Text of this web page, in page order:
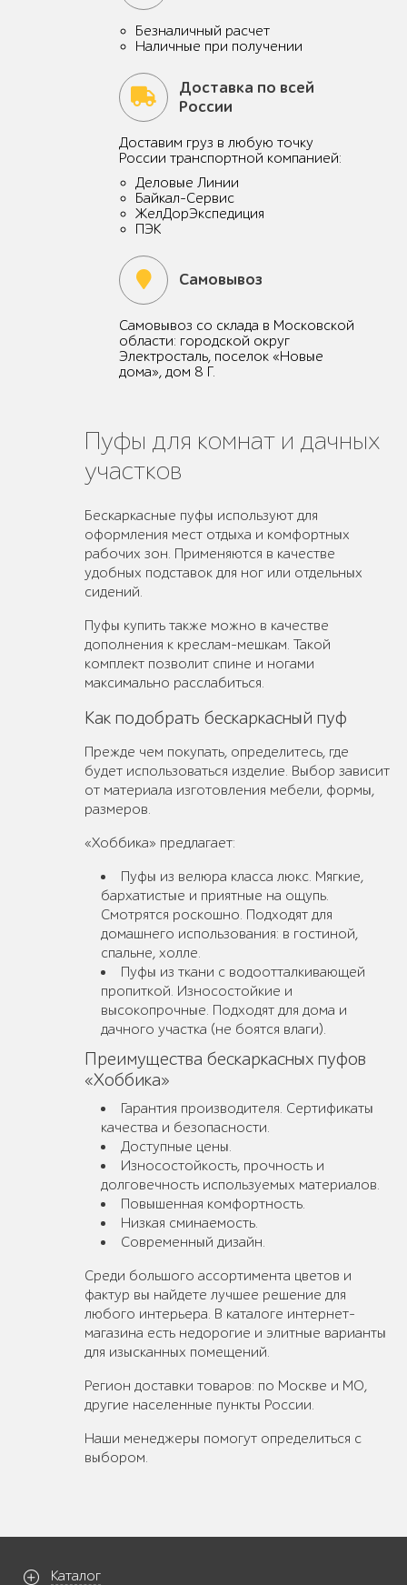
Безналичный расчет
Наличные при получении
Доставка по всей
России
Доставим груз в любую точку
России транспортной компанией:
Деловые Линии
Байкал-Сервис
ЖелДорЭкспедиция
ПЭК
Самовывоз
Самовывоз со склада в Московской
области: городской округ
Электросталь, поселок «Новые
дома», дом 8 Г.
Пуфы для комнат и дачных
участков
Бескаркасные пуфы используют для
оформления мест отдыха и комфортных
рабочих зон. Применяются в качестве
удобных подставок для ног или отдельных
сидений.
Пуфы купить также можно в качестве
дополнения к креслам-мешкам. Такой
комплект позволит спине и ногами
максимально расслабиться.
Как подобрать бескаркасный пуф
Прежде чем покупать, определитесь, где
будет использоваться изделие. Выбор зависит
от материала изготовления мебели, формы,
размеров.
«Хоббика» предлагает:
Пуфы из велюра класса люкс. Мягкие,
бархатистые и приятные на ощупь.
Смотрятся роскошно. Подходят для
домашнего использования: в гостиной,
спальне, холле.
Пуфы из ткани с водоотталкивающей
пропиткой. Износостойкие и
высокопрочные. Подходят для дома и
дачного участка (не боятся влаги).
Преимущества бескаркасных пуфов
«Хоббика»
Гарантия производителя. Сертификаты
качества и безопасности.
Доступные цены.
Износостойкость, прочность и
долговечность используемых материалов.
Повышенная комфортность.
Низкая сминаемость.
Современный дизайн.
Среди большого ассортимента цветов и
фактур вы найдете лучшее решение для
любого интерьера. В каталоге интернет-
магазина есть недорогие и элитные варианты
для изысканных помещений.
Регион доставки товаров: по Москве и МО,
другие населенные пункты России.
Наши менеджеры помогут определиться с
выбором.
Каталог